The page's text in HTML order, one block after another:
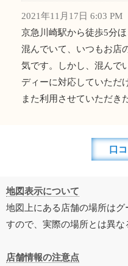
2021年11月17日 6:03 PM
京急川崎駅から徒歩5分
混んでいて、いつもお店
気です。しかし、混んで
ディーに対応していただ
また利用させていただき
口
地図表示について
地図上にある店舗の場所は
すので、実際の場所とは異な
店舗情報の注意点